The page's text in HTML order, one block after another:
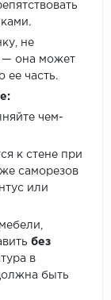
не
— она может
ее часть.
чем-
к стене при
саморезов
или
без
в
быть